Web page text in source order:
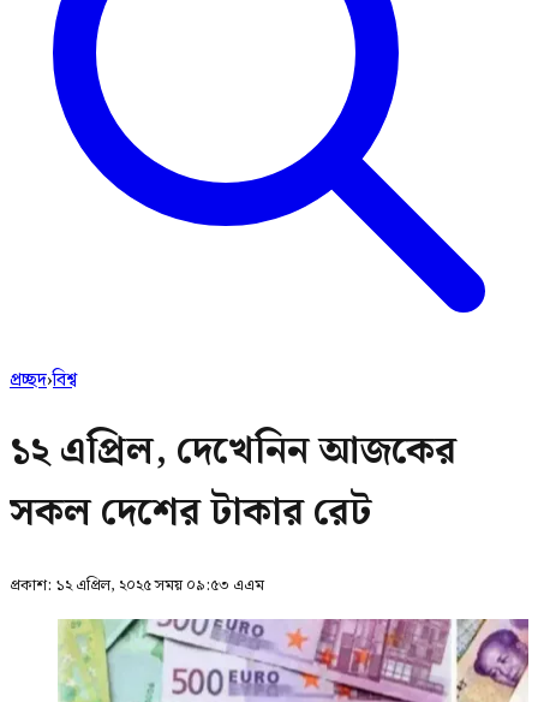
প্রচ্ছদ›বিশ্ব
১২ এপ্রিল, দেখেনিন আজকের
সকল দেশের টাকার রেট
প্রকাশ: ১২ এপ্রিল, ২০২৫ সময় ০৯:৫৩ এএম